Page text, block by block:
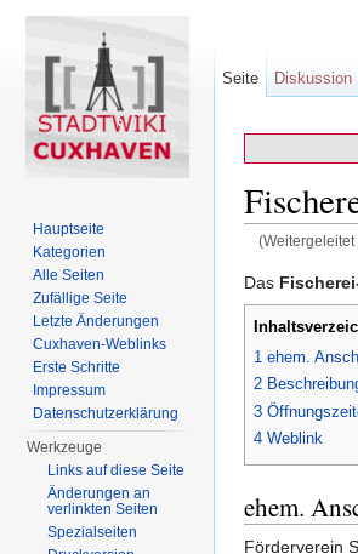
(Weitergeleitet
Das
1 ehem.
2
3
4 Weblink
ehem.
Förderverein
Seite Diskussion
Hauptseite
Kategorien
Alle Seiten
Zufällige Seite
Letzte Änderungen
Cuxhaven-Weblinks
Erste Schritte
Impressum
Datenschutzerklärung
Werkzeuge
Links auf diese Seite
Änderungen an
verlinkten Seiten
Spezialseiten